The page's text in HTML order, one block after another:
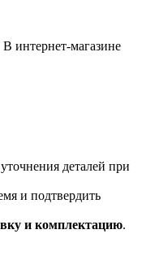
интернет-магазине
деталей при
и подтвердить
и комплектацию.